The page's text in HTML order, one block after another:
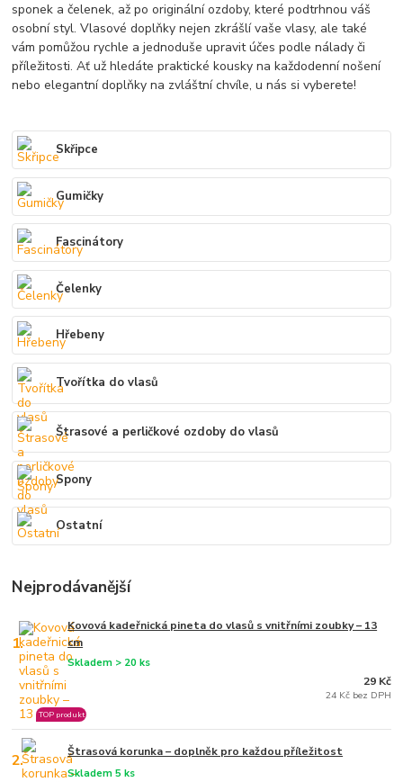
sponek a čelenek, až po originální ozdoby, které podtrhnou váš
osobní styl. Vlasové doplňky nejen zkrášlí vaše vlasy, ale také
vám pomůžou rychle a jednoduše upravit účes podle nálady či
příležitosti. Ať už hledáte praktické kousky na každodenní nošení
nebo elegantní doplňky na zvláštní chvíle, u nás si vyberete!
Skřipce
Gumičky
Fascinátory
Čelenky
Hřebeny
Tvořítka do vlasů
Štrasové a perličkové ozdoby do vlasů
Spony
Ostatní
Nejprodávanější
1.
Kovová kadeřnická pineta do vlasů s vnitřními zoubky – 13
cm
Skladem > 20 ks
TOP produkt
29 Kč
24 Kč bez DPH
2. Štrasová korunka – doplněk pro každou příležitost
Skladem 5 ks